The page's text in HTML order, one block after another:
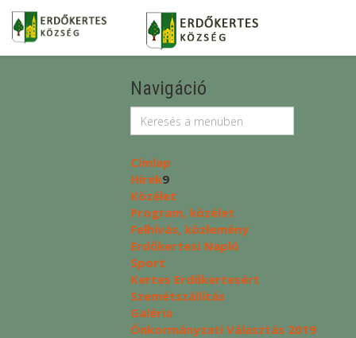
Navigáció
Címlap
Hírek9
Közélet
Program, közélet
Felhívás, közlemény
Erdőkertesi Napló
Sport
Kertes Erdőkertesért
Szemétszállítás
Galéria
Önkormányzati Választás 2019